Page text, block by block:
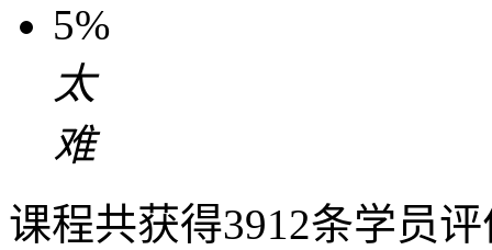
5%
太
难
课程共获得3912条学员